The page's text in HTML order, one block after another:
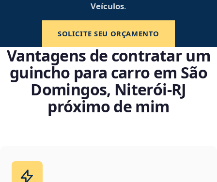
Veículos.
SOLICITE SEU ORÇAMENTO
Vantagens de contratar um
guincho para carro em São
Domingos, Niterói‑RJ
próximo de mim